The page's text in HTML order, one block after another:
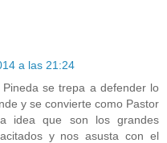
a las 21:24
se trepa a defender lo
y se convierte como Pastor
idea que son los grandes
y nos asusta con el